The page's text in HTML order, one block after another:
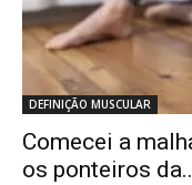
DEFINIÇÃO MUSCULAR
Comecei a
os ponteiros